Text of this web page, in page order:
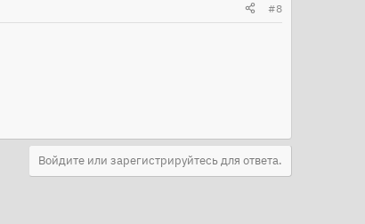
#8
Войдите или зарегистрируйтесь для ответа.